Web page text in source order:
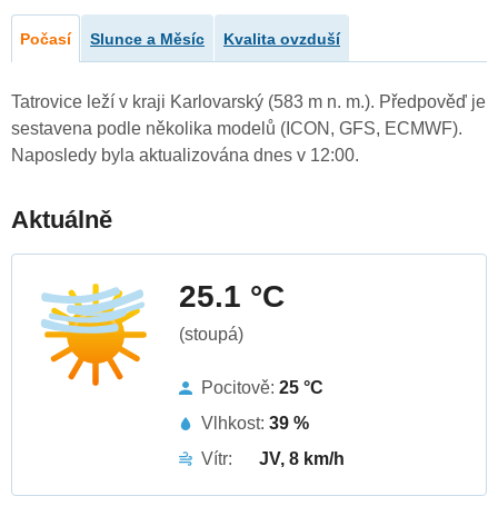
Počasí Slunce a Měsíc Kvalita ovzduší
Tatrovice leží v kraji Karlovarský (583 m n. m.). Předpověď je
sestavena podle několika modelů (ICON, GFS, ECMWF).
Naposledy byla aktualizována dnes v 12:00.
Aktuálně
25.1 °C
(stoupá)
Pocitově: 25 °C
Vlhkost: 39 %
Vítr:
JV, 8 km/h